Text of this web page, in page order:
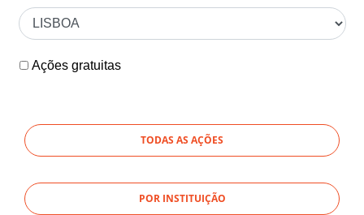
Ações gratuitas
TODAS AS AÇÕES
POR INSTITUIÇÃO